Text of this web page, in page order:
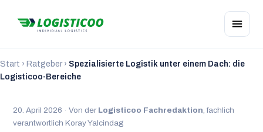
Start › Ratgeber› Spezialisierte Logistik unter einem Dach: die
Logisticoo-Bereiche
20. April 2026 · Von der Logisticoo Fachredaktion, fachlich
verantwortlich Koray Yalcindag